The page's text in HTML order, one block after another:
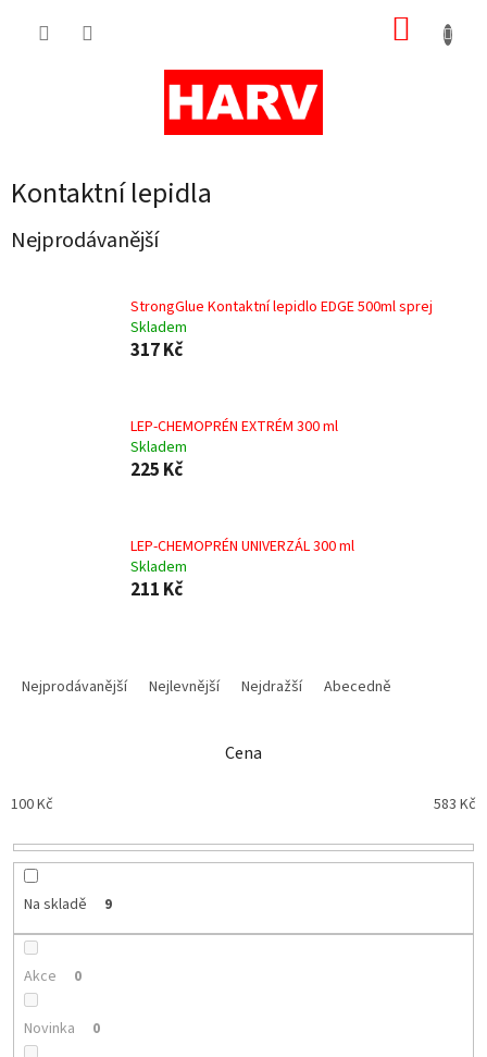
Kontaktní lepidla
Nejprodávanější
StrongGlue Kontaktní lepidlo EDGE 500ml sprej
Skladem
317 Kč
LEP-CHEMOPRÉN EXTRÉM 300 ml
Skladem
225 Kč
LEP-CHEMOPRÉN UNIVERZÁL 300 ml
Skladem
211 Kč
p
o
Nejprodávanější Nejlevnější Nejdražší Abecedně
Cena
100Kč 583 Kč
Na skladě 9
Akce 0
Novinka 0